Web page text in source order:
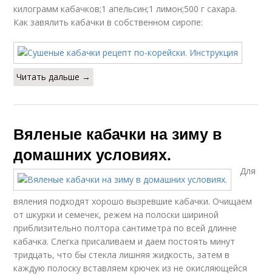
килограмм кабачков;1 апельсин;1 лимон;500 г сахара.
Как завялить кабачки в собственном сиропе:
Читать дальше →
Вяленые кабачки на зиму в
домашних условиях.
Для
вяления подходят хорошо вызревшие кабачки. Очищаем
от шкурки и семечек, режем на полоски шириной
приблизительно полтора сантиметра по всей длинне
кабачка. Слегка присаливаем и даем постоять минут
тридцать, что бы стекла лишняя жидкость, затем в
каждую полоску вставляем крючек из не окисляющейся